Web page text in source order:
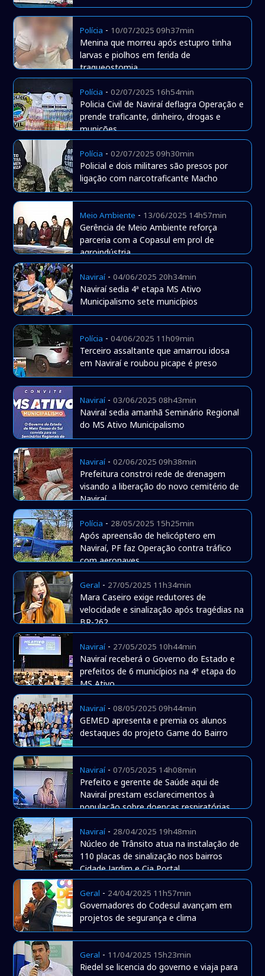
Polícia - 10/07/2025 09h37min
Menina que morreu após estupro tinha
larvas e piolhos em ferida de
traqueostomia
Polícia -02/07/2025 16h54min
Policia Civil de Naviraí deflagra Operação e
prende traficante, dinheiro, drogas e
munições
Polícia -02/07/2025 09h30min
Policial e dois militares são presos por
ligação com narcotraficante Macho
Meio Ambiente - 13/06/2025 14h57min
Gerência de Meio Ambiente reforça
parceria com a Copasul em prol de
agroindústria
Naviraí-04/06/2025 20h34min
Naviraí sedia 4ª etapa MS Ativo
Municipalismo sete municípios
Polícia -04/06/2025 11h09min
Terceiro assaltante que amarrou idosa
em Naviraí e roubou picape é preso
Naviraí-03/06/2025 08h43min
Naviraí sedia amanhã Seminário Regional
do MS Ativo Municipalismo
Naviraí-02/06/2025 09h38min
Prefeitura constroi rede de drenagem
visando a liberação do novo cemitério de
Naviraí
Polícia - 28/05/2025 15h25min
Após apreensão de helicóptero em
Naviraí, PF faz Operação contra tráfico
com aeronaves
Geral - 27/05/2025 11h34min
Mara Caseiro exige redutores de
velocidade e sinalização após tragédias na
BR-262
Naviraí- 27/05/2025 10h44min
Naviraí receberá o Governo do Estado e
prefeitos de 6 municípios na 4ª etapa do
MS Ativo
Naviraí-08/05/2025 09h44min
GEMED apresenta e premia os alunos
destaques do projeto Game do Bairro
Naviraí-07/05/2025 14h08min
Prefeito e gerente de Saúde aqui de
Naviraí prestam esclarecimentos à
população sobre doenças respiratórias
Naviraí- 28/04/2025 19h48min
Núcleo de Trânsito atua na instalação de
110 placas de sinalização nos bairros
Cidade Jardim e Cia Portal
Geral - 24/04/2025 11h57min
Governadores do Codesul avançam em
projetos de segurança e clima
Geral - 11/04/2025 15h23min
Riedel se licencia do governo e viaja para